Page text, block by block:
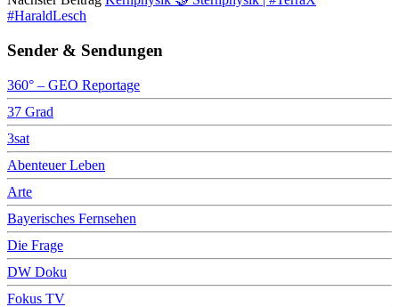
#HaraldLesch
Sender & Sendungen
360° – GEO Reportage
37 Grad
3sat
Abenteuer Leben
Arte
Bayerisches Fernsehen
Die Frage
DW Doku
Fokus TV